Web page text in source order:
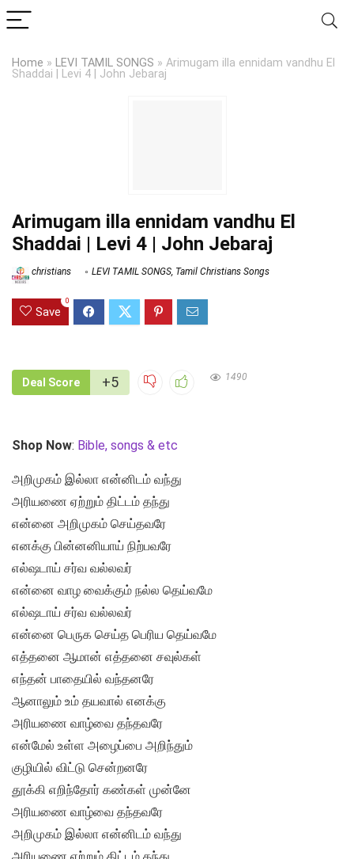
Home » LEVI TAMIL SONGS » Arimugam illa ennidam vandhu El
Shaddai | Levi 4 | John Jebaraj
Arimugam illa ennidam vandhu El
Shaddai | Levi 4 | John Jebaraj
christians LEVI TAMIL SONGS, Tamil Christians Songs
Save
0
Deal Score +5 1490
Shop Now: Bible, songs & etc
அறிமுகம் இல்லா என்னிடம் வந்து
அரியணை ஏற்றும் திட்டம் தந்து
என்னை அறிமுகம் செய்தவரே
எனக்கு பின்னனியாய் நிற்பவரே
எல்ஷடாய் சர்வ வல்லவர்
என்னை வாழ வைக்கும் நல்ல தெய்வமே
எல்ஷடாய் சர்வ வல்லவர்
என்னை பெருக செய்த பெரிய தெய்வமே
எத்தனை ஆமான் எத்தனை சவுல்கள்
எந்தன் பாதையில் வந்தனரே
ஆனாலும் உம் தயவால் எனக்கு
அரியணை வாழ்வை தந்தவரே
என்மேல் உள்ள அழைப்பை அறிந்தும்
குழியில் விட்டு சென்றனரே
தூக்கி எறிந்தோர் கண்கள் முன்னே
அரியணை வாழ்வை தந்தவரே
அறிமுகம் இல்லா என்னிடம் வந்து